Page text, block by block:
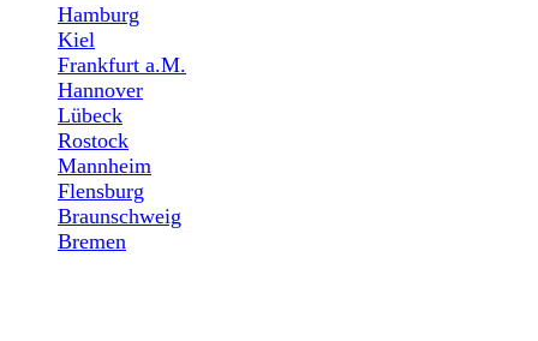
Hamburg
Kiel
Frankfurt a.M.
Hannover
Lübeck
Rostock
Mannheim
Flensburg
Braunschweig
Bremen